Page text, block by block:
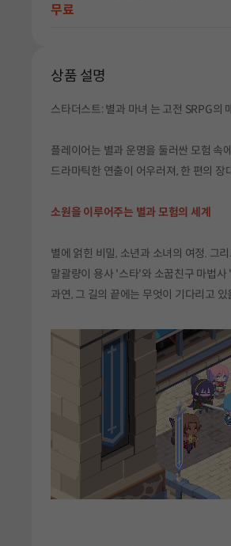
무료
상품 설명
스타더스트: 별과 마녀 는 고전 SRPG의
플레이어는 별과 운명을 둘러싼 모험 속
드라마틱한 연출이 어우러져, 한 편의 장
소원을 이루어주는 별과 모험의 세계
별에 얽힌 비밀, 소년과 소녀의 여정. 그
말괄량이 용사 '스타'와 소꿉친구 마법
과연, 그 길의 끝에는 무엇이 기다리고 있